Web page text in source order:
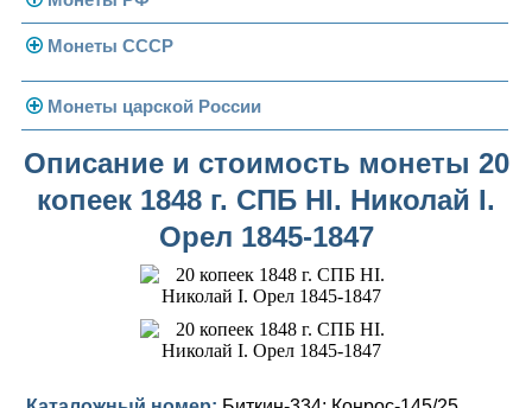
Современная Россия
Монеты 1991-1993 гг.
Монеты СССР
Погодовка СССР
Монеты 1958 года
Золотые червонцы
Памятные и юбилейные
Монеты царской России
Николай II (1894-1917)
Золото
Германская оккупация
Для Финляндии
Александр III (1881-1894)
Для Финляндии
Александр II (1855-1881)
Медь
Николай I (1825-1855)
Платина, золото
Серебро
Александр I (1801-1825)
Золото
Павел I (1796-1801)
Описание и стоимость монеты 20
копеек 1848 г. СПБ HI. Николай I.
Орел 1845-1847